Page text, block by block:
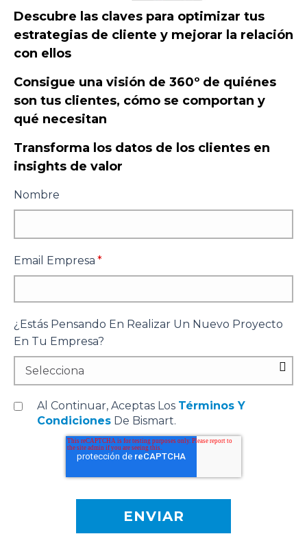
Descubre las claves para optimizar tus
estrategias de cliente y mejorar la relación
con ellos
Consigue una visión de 360º de quiénes
son tus clientes, cómo se comportan y
qué necesitan
Transforma los datos de los clientes en
insights de valor
Nombre
Email Empresa *
¿Estás Pensando En Realizar Un Nuevo Proyecto
En Tu Empresa?
Al Continuar, Aceptas Los Términos Y
Condiciones De Bismart.